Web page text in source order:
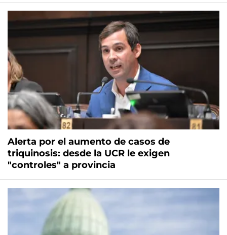
Alerta por el aumento de casos de
triquinosis: desde la UCR le exigen
"controles" a provincia